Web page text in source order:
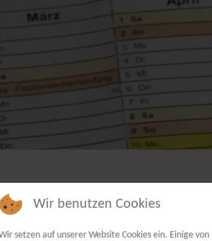
Wir benutzen Cookies
setzen auf unserer Website Cookies ein. Einige von